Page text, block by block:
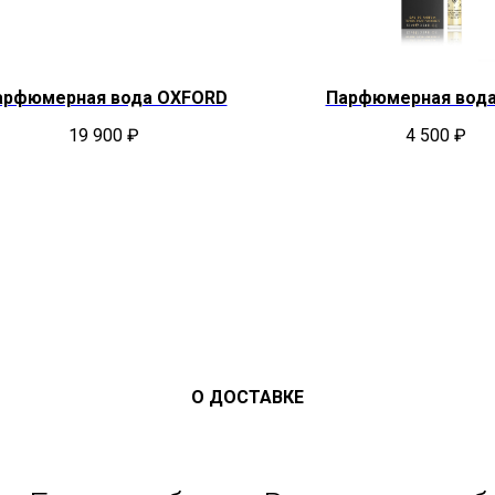
вода OXFORD
19 900 ₽
Парфюмерная
4 500 ₽
О ДОСТАВКЕ